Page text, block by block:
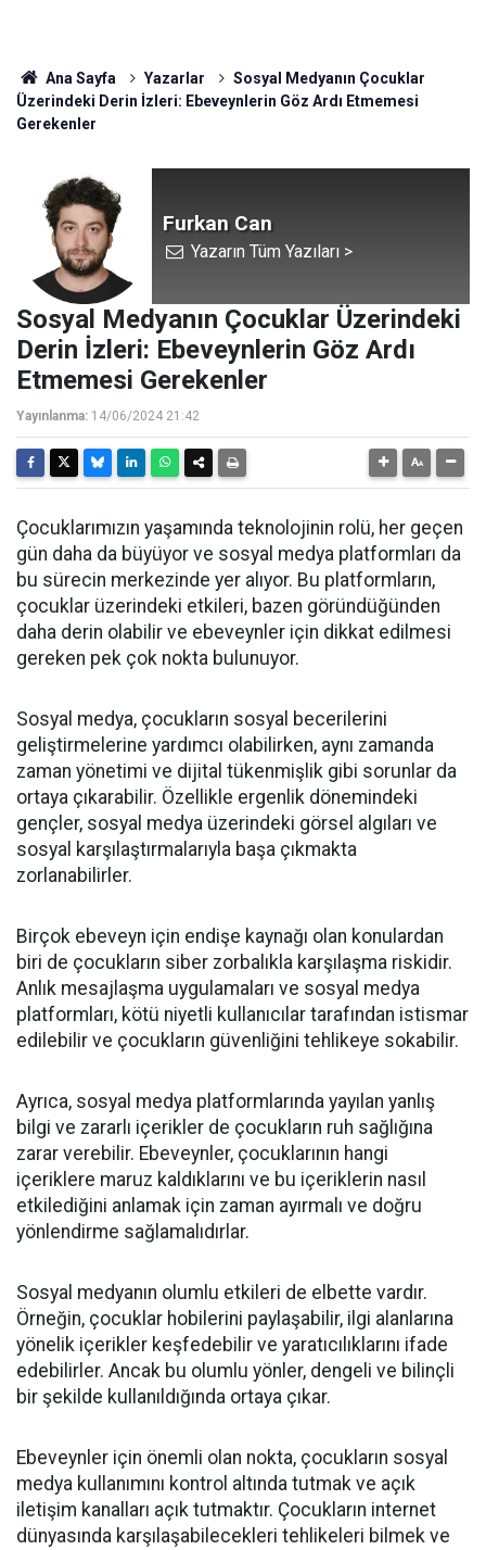
Ana Sayfa Yazarlar
Sosyal Medyanın Çocuklar
Üzerindeki Derin İzleri: Ebeveynlerin Göz Ardı Etmemesi
Gerekenler
Furkan Can
Yazarın Tüm Yazıları >
Sosyal Medyanın Çocuklar Üzerindeki
Derin İzleri: Ebeveynlerin Göz Ardı
Etmemesi Gerekenler
Yayınlanma: 14/06/2024 21:42
Çocuklarımızın yaşamında teknolojinin rolü, her geçen
gün daha da büyüyor ve sosyal medya platformları da
bu sürecin merkezinde yer alıyor. Bu platformların,
çocuklar üzerindeki etkileri, bazen göründüğünden
daha derin olabilir ve ebeveynler için dikkat edilmesi
gereken pek çok nokta bulunuyor.
Sosyal medya, çocukların sosyal becerilerini
geliştirmelerine yardımcı olabilirken, aynı zamanda
zaman yönetimi ve dijital tükenmişlik gibi sorunlar da
ortaya çıkarabilir. Özellikle ergenlik dönemindeki
gençler, sosyal medya üzerindeki görsel algıları ve
sosyal karşılaştırmalarıyla başa çıkmakta
zorlanabilirler.
Birçok ebeveyn için endişe kaynağı olan konulardan
biri de çocukların siber zorbalıkla karşılaşma riskidir.
Anlık mesajlaşma uygulamaları ve sosyal medya
platformları, kötü niyetli kullanıcılar tarafından istismar
edilebilir ve çocukların güvenliğini tehlikeye sokabilir.
Ayrıca, sosyal medya platformlarında yayılan yanlış
bilgi ve zararlı içerikler de çocukların ruh sağlığına
zarar verebilir. Ebeveynler, çocuklarının hangi
içeriklere maruz kaldıklarını ve bu içeriklerin nasıl
etkilediğini anlamak için zaman ayırmalı ve doğru
yönlendirme sağlamalıdırlar.
Sosyal medyanın olumlu etkileri de elbette vardır.
Örneğin, çocuklar hobilerini paylaşabilir, ilgi alanlarına
yönelik içerikler keşfedebilir ve yaratıcılıklarını ifade
edebilirler. Ancak bu olumlu yönler, dengeli ve bilinçli
bir şekilde kullanıldığında ortaya çıkar.
Ebeveynler için önemli olan nokta, çocukların sosyal
medya kullanımını kontrol altında tutmak ve açık
iletişim kanalları açık tutmaktır. Çocukların internet
dünyasında karşılaşabilecekleri tehlikeleri bilmek ve